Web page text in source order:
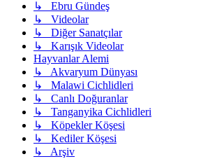
↳ Ebru Gündeş
↳ Videolar
↳ Diğer Sanatçılar
↳ Karışık Videolar
Hayvanlar Alemi
↳ Akvaryum Dünyası
↳ Malawi Cichlidleri
↳ Canlı Doğuranlar
↳ Tanganyika Cichlidleri
↳ Köpekler Köşesi
↳ Kediler Köşesi
↳ Arşiv